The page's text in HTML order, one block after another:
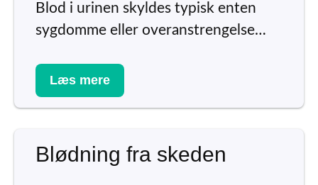
Blod i urinen skyldes typisk enten
sygdomme eller overanstrengelse…
Læs mere
Blødning fra skeden